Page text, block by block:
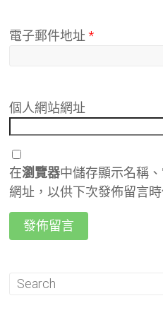
電子郵件地址*
個人網站網址
在瀏覽器中儲存顯示名稱
網址，以供下次發佈留言時